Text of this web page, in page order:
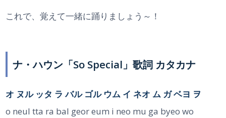
これで、覚えて一緒に踊りましょう～！
ナ・ハウン「So Special」歌詞 カタカナ
オ ヌル ッタ ラ バル ゴル ウム イ ネオ ム ガ ベヨ ヲ
o neul tta ra bal geor eum i neo mu ga byeo wo